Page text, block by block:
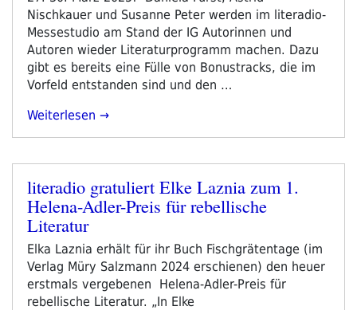
Nischkauer und Susanne Peter werden im literadio-
Messestudio am Stand der IG Autorinnen und
Autoren wieder Literaturprogramm machen. Dazu
gibt es bereits eine Fülle von Bonustracks, die im
Vorfeld entstanden sind und den …
„Literadio
Weiterlesen
Veröffentlicht
am
literadio gratuliert Elke Laznia zum 1.
Helena-Adler-Preis für rebellische
Literatur
Elka Laznia erhält für ihr Buch Fischgrätentage (im
Verlag Müry Salzmann 2024 erschienen) den heuer
erstmals vergebenen Helena-Adler-Preis für
rebellische Literatur. „In Elke